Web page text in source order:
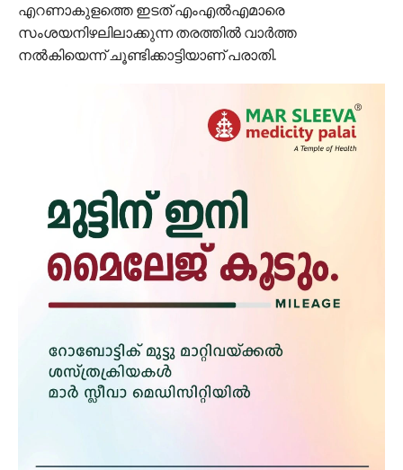
എറണാകുളത്തെ ഇടത് എംഎല്‍എമാരെ
സംശയനിഴലിലാക്കുന്ന തരത്തില്‍ വാര്‍ത്ത
നല്‍കിയെന്ന് ചൂണ്ടിക്കാട്ടിയാണ് പരാതി.